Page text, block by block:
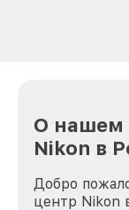
О нашем
Nikon в
Добро
центр Nikon